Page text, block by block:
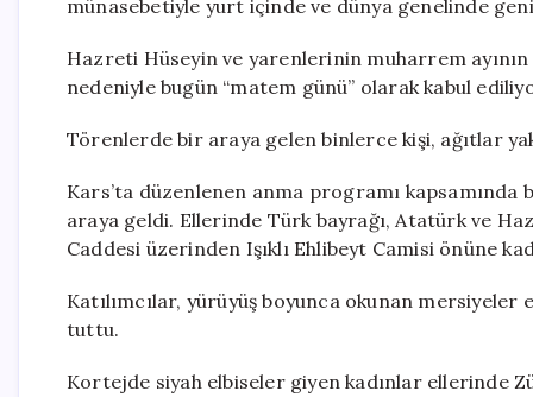
münasebetiyle yurt içinde ve dünya genelinde
Hazreti Hüseyin ve yarenlerinin muharrem
nedeniyle bugün “matem günü” olarak kabul
Törenlerde bir araya gelen binlerce kişi, ağıtlar
Kars’ta düzenlenen anma programı
araya geldi. Ellerinde Türk bayrağı, Atatürk ve
Caddesi üzerinden Işıklı Ehlibeyt Camisi önüne
Katılımcılar, yürüyüş boyunca okunan
tuttu.
Kortejde siyah elbiseler giyen kadınlar ellerinde